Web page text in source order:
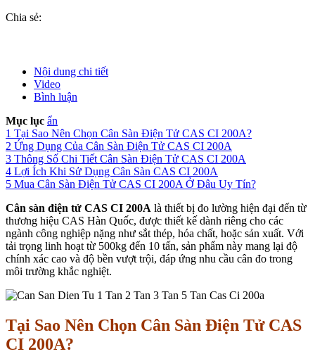
Chia sẻ:
Nội dung chi tiết
Video
Bình luận
Mục lục ẩn
1 Tại Sao Nên Chọn Cân Sàn Điện Tử CAS CI 200A?
2 Ứng Dụng Của Cân Sàn Điện Tử CAS CI 200A
3 Thông Số Chi Tiết Cân Sàn Điện Tử CAS CI 200A
4 Lợi Ích Khi Sử Dụng Cân Sàn CAS CI 200A
5 Mua Cân Sàn Điện Tử CAS CI 200A Ở Đâu Uy Tín?
Cân sàn điện tử CAS CI 200A là thiết bị đo lường hiện đại đến từ
thương hiệu CAS Hàn Quốc, được thiết kế dành riêng cho các
ngành công nghiệp nặng như sắt thép, hóa chất, hoặc sản xuất. Với
tải trọng linh hoạt từ 500kg đến 10 tấn, sản phẩm này mang lại độ
chính xác cao và độ bền vượt trội, đáp ứng nhu cầu cân đo trong
môi trường khắc nghiệt.
Tại Sao Nên Chọn Cân Sàn Điện Tử CAS
CI 200A?